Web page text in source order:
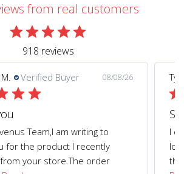
from real customers
918 reviews
Verified Buyer 08/08/26
Team, ​I am writing to
for the product I recently
your store. ​The order
I